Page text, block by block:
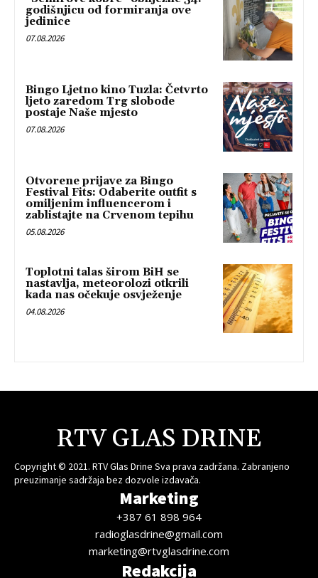
godišnjicu od formiranja ove
jedinice
07.08.2026
Bingo Ljetno kino Tuzla: Četvrto
ljeto zaredom Trg slobode
postaje Naše mjesto
07.08.2026
Otvorene prijave za Bingo
Festival Fits: Odaberite outfit s
omiljenim influencerom i
zablistajte na Crvenom tepihu
05.08.2026
Toplotni talas širom BiH se
nastavlja, meteorolozi otkrili
kada nas očekuje osvježenje
04.08.2026
RTV GLAS DRINE
Copyright © 2021. RTV Glas Drine Sva prava zadržana. Zabranjeno
preuzimanje sadržaja bez dozvole izdavača.
Marketing
+387 61 898 964
radioglasdrine@gmail.com
marketing@rtvglasdrine.com
Redakcija